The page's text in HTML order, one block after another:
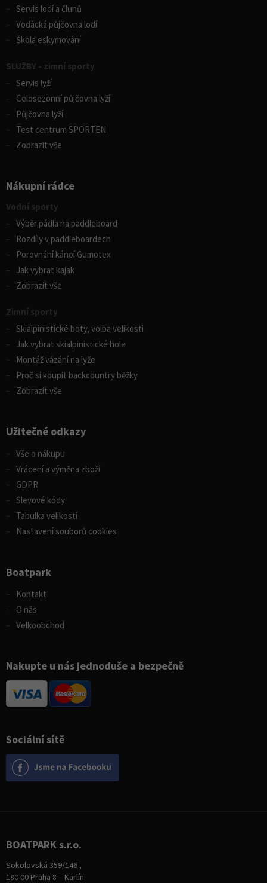
Sociální sítě
Servis lodí a člunů
Vodácká půjčovna lodí
Škola eskymování
SLUŽBY - zimní sporty
Servis lyží
Celosezonní půjčovna lyží
Půjčovna lyží
Test centrum SPORTEN
Zobrazit vše
Nákupní rádce
Vodní sporty
Výběr pádla na paddleboard
Rozdíly v paddleboardech
Porovnání kánoí Gumotex
Jak vybrat kajak
Zobrazit vše
Zimní sporty
Skialpinistické boty, volba velikosti
Jak vybrat skialpinistické hole
Montáž vázání na lyže
Proč si koupit backcountry běžky
Zobrazit vše
Užitečné odkazy
Vše o nákupu
Vrácení a výměna zboží
GDPR
Slevové kódy
Tabulka velikostí
Nastavení souborů cookies
Boatpark
Kontakt
O nás
Velkoobchod
Nakupte u nás jednoduše a bezpečně
BOATPARK s.r.o.
Sokolovská 359/146 ,
180 00 Praha 8 – Karlín